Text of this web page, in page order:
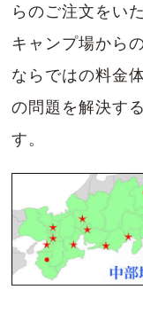
らのご注文をい
キャンプ場から
ならではの料金
の問題を解決す
す。